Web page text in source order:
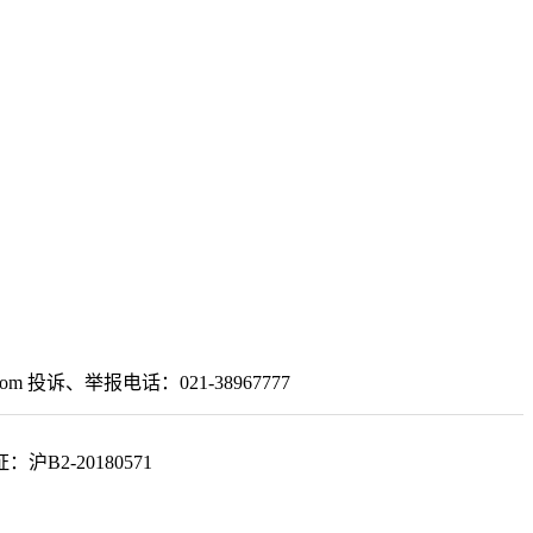
投诉、举报电话：021-38967777
沪B2-20180571